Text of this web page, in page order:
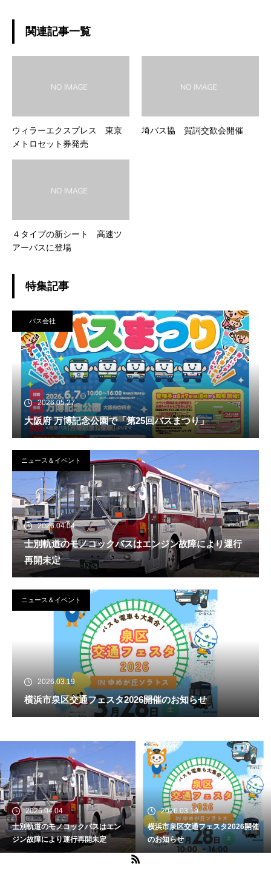
関連記事一覧
ウィラーエクスプレス 東京
メトロセット券発売
埼バス協 賀詞交歓会開催
４タイプの新シート 高速ツ
アーバスに登場
特集記事
バス会社
2026.05.27
大阪府 万博記念公園で「第25回バスまつり」
ニュース＆イベント
2026.04.04
士別軌道のモノコックバスはエンジン故障により運行
再開未定
ニュース＆イベント
2026.03.19
横浜市泉区交通フェスタ2026開催のお知らせ
2026.04.04
士別軌道のモノコックバスはエン
ジン故障により運行再開未定
2026.03.19
横浜市泉区交通フェスタ2026開催
のお知らせ